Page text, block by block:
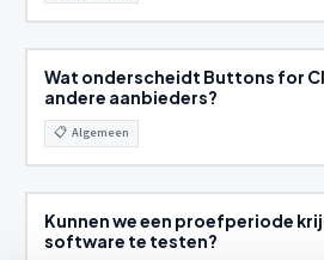
Wat onderscheidt Buttons for
andere aanbieders?
📋 Algemeen
Kunnen we een proefperiode
software te testen?